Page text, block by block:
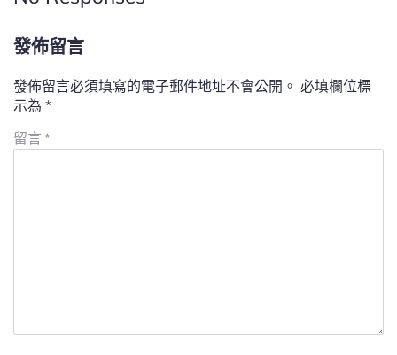
發佈留言
發佈留言必須填寫的電子郵件地址不會公開。 必填欄位標
示為 *
留言 *